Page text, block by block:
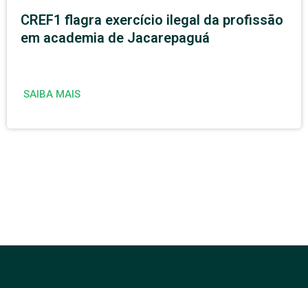
CREF1 flagra exercício ilegal da profissão
em academia de Jacarepaguá
SAIBA MAIS